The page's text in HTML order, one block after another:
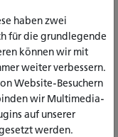
haben zwei
für die grundlegende
können wir mit
weiter verbessern.
Website-Besuchern
wir Multimedia-
auf unserer
werden.